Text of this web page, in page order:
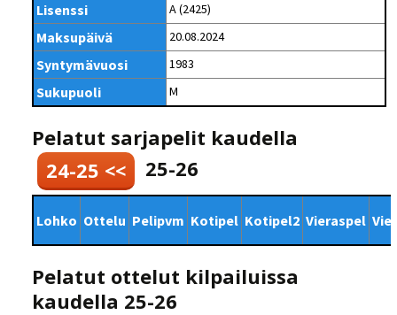
Lisenssi A (2425)
Maksupäivä 20.08.2024
Syntymävuosi 1983
Sukupuoli M
Pelatut sarjapelit kaudella
24-25 <<
25-26
Lohko Ottelu Pelipvm Kotipel Kotipel2 Vieraspel
Pelatut ottelut kilpailuissa
kaudella 25-26